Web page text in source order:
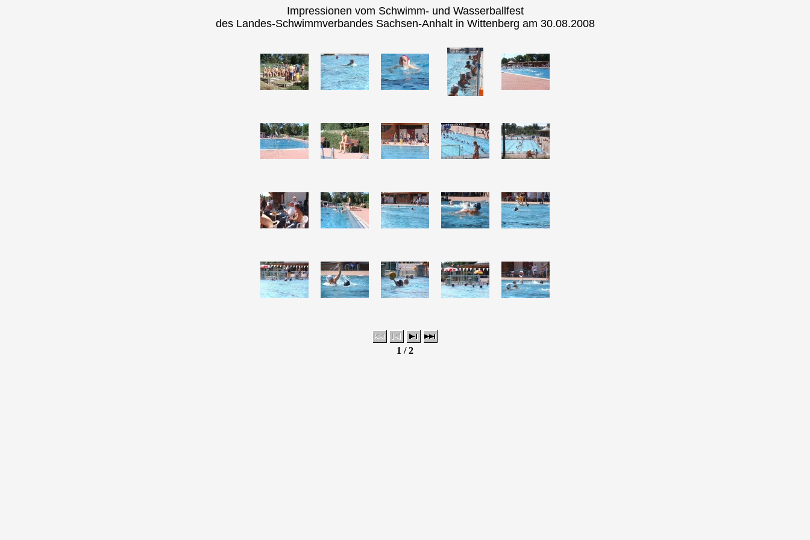
Impressionen vom Schwimm- und Wasserballfest
des Landes-Schwimmverbandes Sachsen-Anhalt in Wittenberg am 30.08.2008
1 / 2